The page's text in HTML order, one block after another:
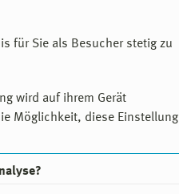
für Sie als Besucher stetig zu
wird auf ihrem Gerät
Möglichkeit, diese Einstellung